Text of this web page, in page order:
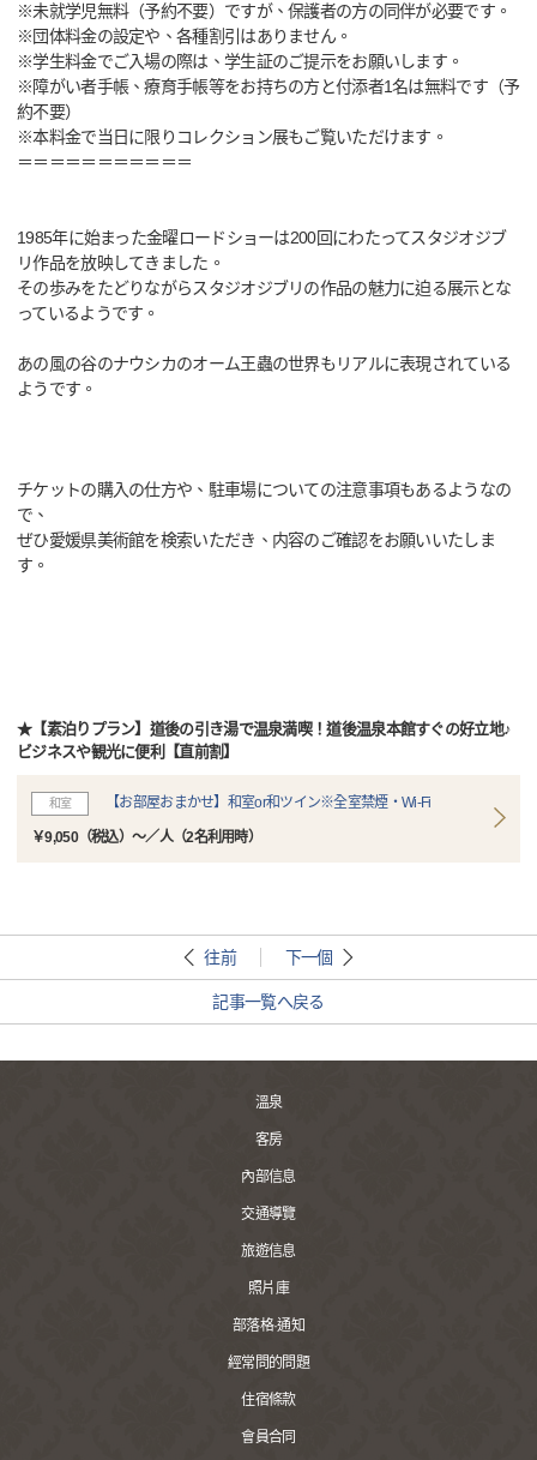
※未就学児無料（予約不要）ですが、保護者の方の同伴が必要です。
※団体料金の設定や、各種割引はありません。
※学生料金でご入場の際は、学生証のご提示をお願いします。
※障がい者手帳、療育手帳等をお持ちの方と付添者1名は無料です（予
約不要）
※本料金で当日に限りコレクション展もご覧いただけます。
＝＝＝＝＝＝＝＝＝＝＝
1985年に始まった金曜ロードショーは200回にわたってスタジオジブ
リ作品を放映してきました。
その歩みをたどりながらスタジオジブリの作品の魅力に迫る展示とな
っているようです。
あの風の谷のナウシカのオーム王蟲の世界もリアルに表現されている
ようです。
チケットの購入の仕方や、駐車場についての注意事項もあるようなの
で、
ぜひ愛媛県美術館を検索いただき、内容のご確認をお願いいたしま
す。
★【素泊りプラン】道後の引き湯で温泉満喫！道後温泉本館すぐの好立地♪
ビジネスや観光に便利【直前割】
和室 【お部屋おまかせ】和室or和ツイン※全室禁煙・Wi-Fi
￥9,050（税込）～／人（2名利用時）
往前 下一個
記事一覧へ戻る
溫泉
客房
內部信息
交通導覽
旅遊信息
照片庫
部落格·通知
經常問的問題
住宿條款
會員合同